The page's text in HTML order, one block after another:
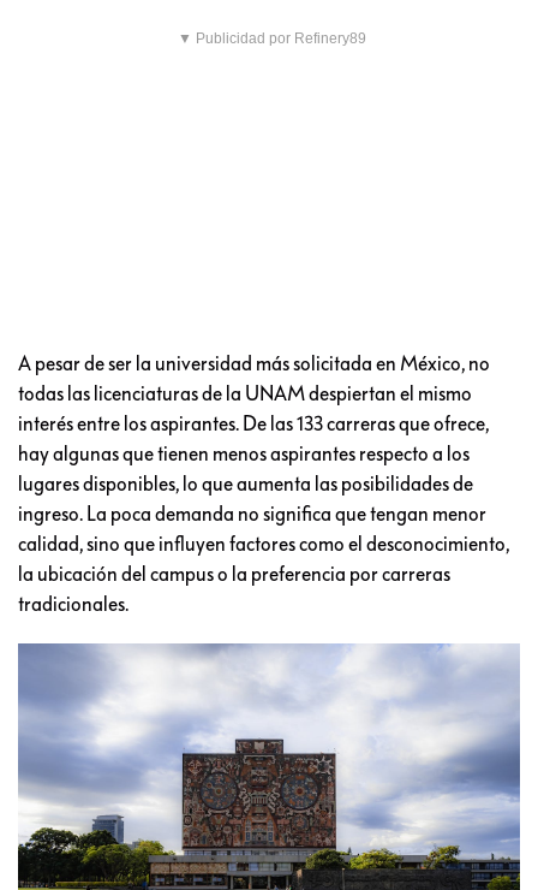
▼ Publicidad por Refinery89
A pesar de ser la universidad más solicitada en México, no
todas las licenciaturas de la UNAM despiertan el mismo
interés entre los aspirantes. De las 133 carreras que ofrece,
hay algunas que tienen menos aspirantes respecto a los
lugares disponibles, lo que aumenta las posibilidades de
ingreso. La poca demanda no significa que tengan menor
calidad, sino que influyen factores como el desconocimiento,
la ubicación del campus o la preferencia por carreras
tradicionales.